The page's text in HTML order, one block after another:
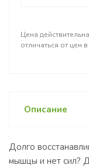
Цена
отличаться от цен
Описание
Долго
мышцы и нет сил?